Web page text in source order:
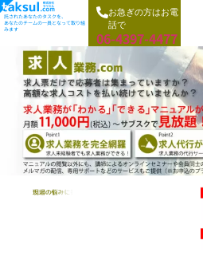
託されたあなたのタスクを、
あなたのチームの一員となって取り組
みます
お急ぎの方はお電
話で
06-4397-4477